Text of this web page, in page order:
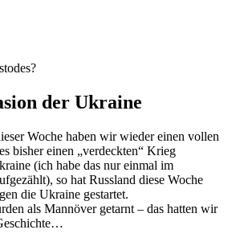
der Ukraine
Woche haben wir wieder einen vollen
bisher einen „verdeckten“ Krieg
(ich habe das nur einmal im
so hat Russland diese Woche
die Ukraine gestartet.
als Mannöver getarnt – das hatten wir